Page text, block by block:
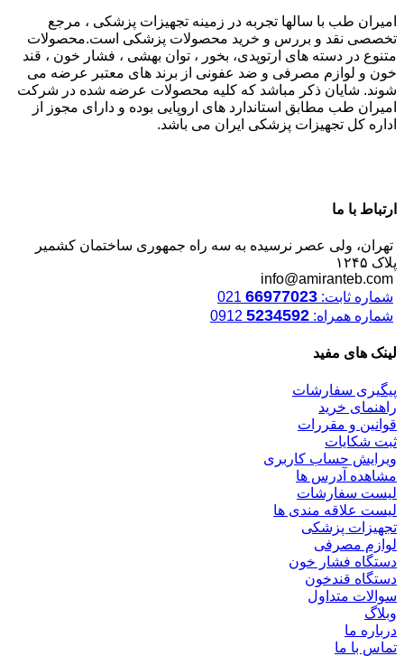
امیران طب با سالها تجربه در زمینه تجهیزات پزشکی ، مرجع
تخصصی نقد و بررس و خرید محصولات پزشکی است.محصولات
متنوع در دسته های ارتوپدی، بخور ، توان بهشی ، فشار خون ، قند
خون و لوازم مصرفی و ضد عفونی از برند های معتبر عرضه می
شوند. شایان ذکر مباشد که کلیه محصولات عرضه شده در شرکت
امیران طب مطابق استاندارد های اروپایی بوده و دارای مجوز از
اداره کل تجهیزات پزشکی ایران می باشد.
ارتباط با ما
تهران، ولی عصر نرسیده به سه راه جمهوری ساختمان کشمیر
پلاک ۱۲۴۵
info@amiranteb.com
شماره ثابت: 66977023
شماره همراه: 5234592
لینک های مفید
پیگیری سفارشات
راهنمای خرید
قوانین و مقررات
ثبت شکایات
ویرایش حساب کاربری
مشاهده آدرس ها
لیست سفارشات
لیست علاقه مندی ها
تجهیزات پزشکی
لوازم مصرفی
دستگاه فشار خون
دستگاه قندخون
سوالات متداول
وبلاگ
درباره ما
تماس با ما